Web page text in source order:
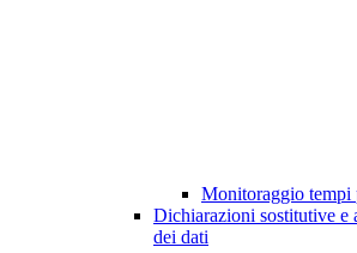
Monitoraggio tempi
Dichiarazioni sostitutive e
dei dati